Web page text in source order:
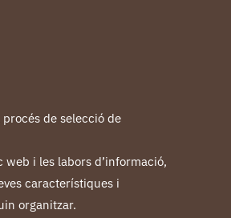
de selecció de
i les labors d’informació,
característiques i
organitzar.